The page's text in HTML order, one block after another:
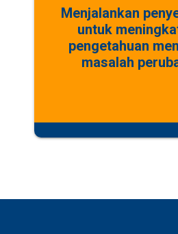
Menjalankan
untuk
pengetahuan
masalah